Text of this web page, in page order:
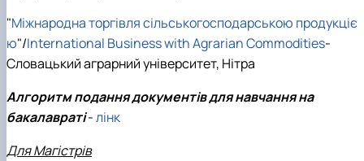
"Міжнародна торгівля сільськогосподарською продукціє
ю"/International Business with Agrarian Commodities-
Словацький аграрний університет, Нітра
Алгоритм подання документів для навчання на
бакалавраті-лінк
Для Магістрів